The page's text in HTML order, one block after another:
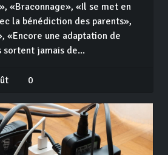
«Braconnage», «Il se met en
la bénédiction des parents»,
«Encore une adaptation de
sortent jamais de...
0